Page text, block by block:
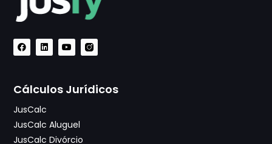
Cálculos Jurídicos
JusCalc
JusCalc Aluguel
JusCalc Divórcio